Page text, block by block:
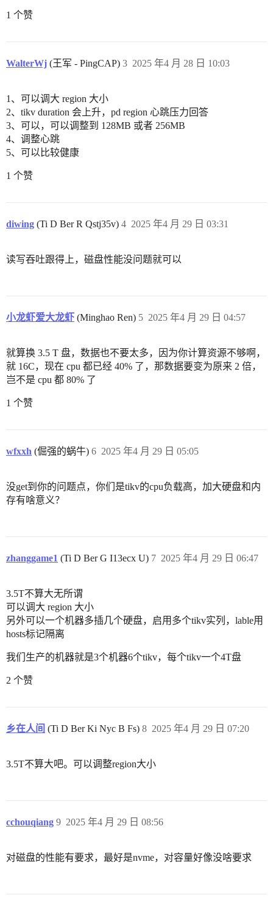
1 个赞
WalterWj (王军 - PingCAP) 2025 年4 月 28 日 10:03
3
1、可以调大 region 大小
2、tikv duration 会上升，pd region 心跳压力回答
3、可以，可以调整到 128MB 或者 256MB
4、调整心跳
5、可以比较健康
1 个赞
diwing (Ti D Ber R Qstj35v) 2025 年4 月 29 日 03:31
4
读写吞吐跟得上，磁盘性能没问题就可以
小龙虾爱大龙虾 (Minghao Ren) 2025 年4 月 29 日 04:57
5
就算换 3.5 T 盘，数据也不要太多，因为你计算资源不够啊，
就 16C，现在 cpu 都已经 40% 了，那数据要变为原来 2 倍，
岂不是 cpu 都 80% 了
1 个赞
wfxxh (倔强的蜗牛) 2025 年4 月 29 日 05:05
6
没get到你的问题点，你们是tikv的cpu负载高，加大硬盘和内
存有啥意义？
zhanggame1 (Ti D Ber G I13ecx U) 2025 年4 月 29 日 06:47
7
3.5T不算大无所谓
可以调大 region 大小
另外可以一个机器多插几个硬盘，启用多个tikv实列，lable用
hosts标记隔离
我们生产的机器就是3个机器6个tikv，每个tikv一个4T盘
2 个赞
乡在人间 (Ti D Ber Ki Nyc B Fs) 2025 年4 月 29 日 07:20
8
3.5T不算大吧。可以调整region大小
cchouqiang 2025 年4 月 29 日 08:56
9
对磁盘的性能有要求，最好是nvme，对容量好像没啥要求